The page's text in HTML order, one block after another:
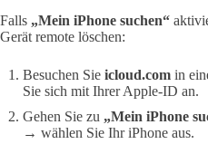
Falls „Mein iPhone suchen“
Gerät remote löschen:
Besuchen Sie icloud.com in
Sie sich mit Ihrer Apple-ID an.
Gehen Sie zu „Mein iPhone
→ wählen Sie Ihr iPhone aus.